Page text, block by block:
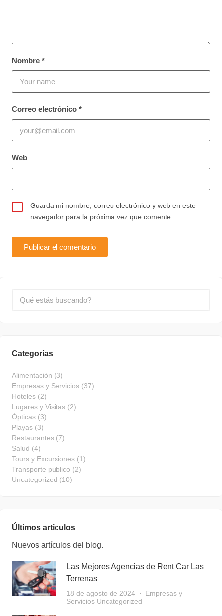
Nombre *
Correo electrónico *
Web
Guarda mi nombre, correo electrónico y web en este
navegador para la próxima vez que comente.
Categorías
Alimentación (3)
Empresas y Servicios (37)
Hoteles (2)
Lugares y Visitas (2)
Ópticas (3)
Playas (3)
Restaurantes (7)
Salud (4)
Tours y Excursiones (1)
Transporte publico (2)
Uncategorized (10)
Últimos articulos
Nuevos artículos del blog.
Las Mejores Agencias de Rent Car Las
Terrenas
18 de agosto de 2024
Empresas y
Servicios Uncategorized